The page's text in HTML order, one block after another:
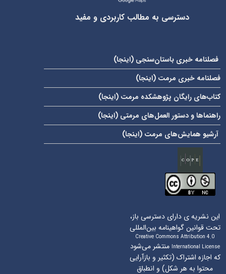
دسترسی به مطالب کاربردی و مفید
فصلنامه خبری باستان‌سنجی (اینجا)
فصلنامه خبری مرمت (اینجا)
کتاب‌های رایگان پژوهشکده مرمت (اینجا)
راهنماها و دستور العمل‌های مرمتی (اینجا)
آرشیو همایش‌های مرمت (اینجا)
این نشریه ی دارای دسترسی باز،
تحت قوانین گواهینامه بین‌المللی
Creative Commons Attribution 4.0
International Licenseمنتشر می‌شود
که اجازه اشتراک (تکثیر و بازآرایی
محتوا به هر شکل) و انطباق